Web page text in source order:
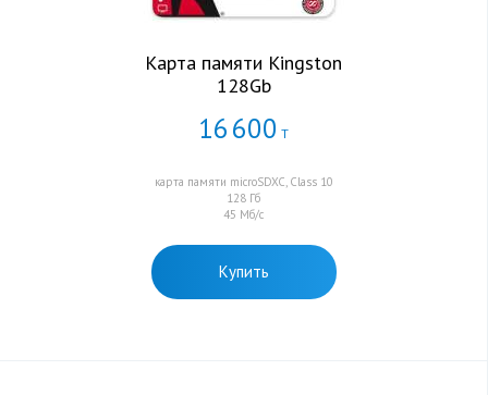
Карта памяти Kingston
128Gb
16600 Т
карта памяти microSDXC, Class 10
128 Гб
45 Мб/с
Купить